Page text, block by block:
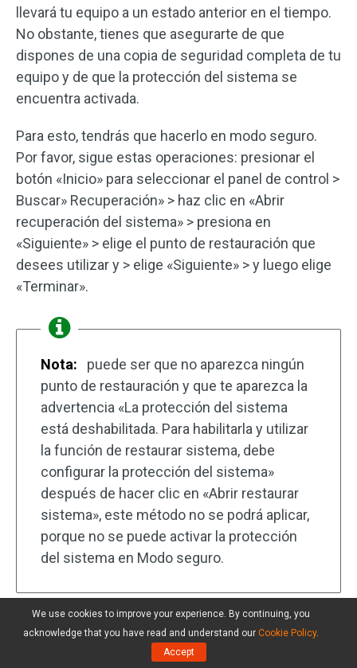
llevará tu equipo a un estado anterior en el tiempo.
No obstante, tienes que asegurarte de que
dispones de una copia de seguridad completa de tu
equipo y de que la protección del sistema se
encuentra activada.
Para esto, tendrás que hacerlo en modo seguro.
Por favor, sigue estas operaciones: presionar el
botón «Inicio» para seleccionar el panel de control >
Buscar» Recuperación» > haz clic en «Abrir
recuperación del sistema» > presiona en
«Siguiente» > elige el punto de restauración que
desees utilizar y > elige «Siguiente» > y luego elige
«Terminar».
Nota:
puede ser que no aparezca ningún
punto de restauración y que te aparezca la
advertencia «La protección del sistema
está deshabilitada. Para habilitarla y utilizar
la función de restaurar sistema, debe
configurar la protección del sistema»
después de hacer clic en «Abrir restaurar
sistema», este método no se podrá aplicar,
porque no se puede activar la protección
del sistema en Modo seguro.
We use cookies to improve your experience. By continuing, you
acknowledge that you have read and understand our Cookie Policy.
Accept